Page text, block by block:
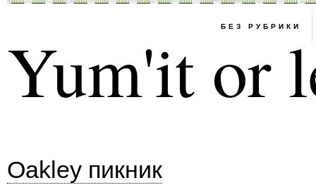
БЕЗ РУБРИКИ
Yum'it or
Oakley пикник